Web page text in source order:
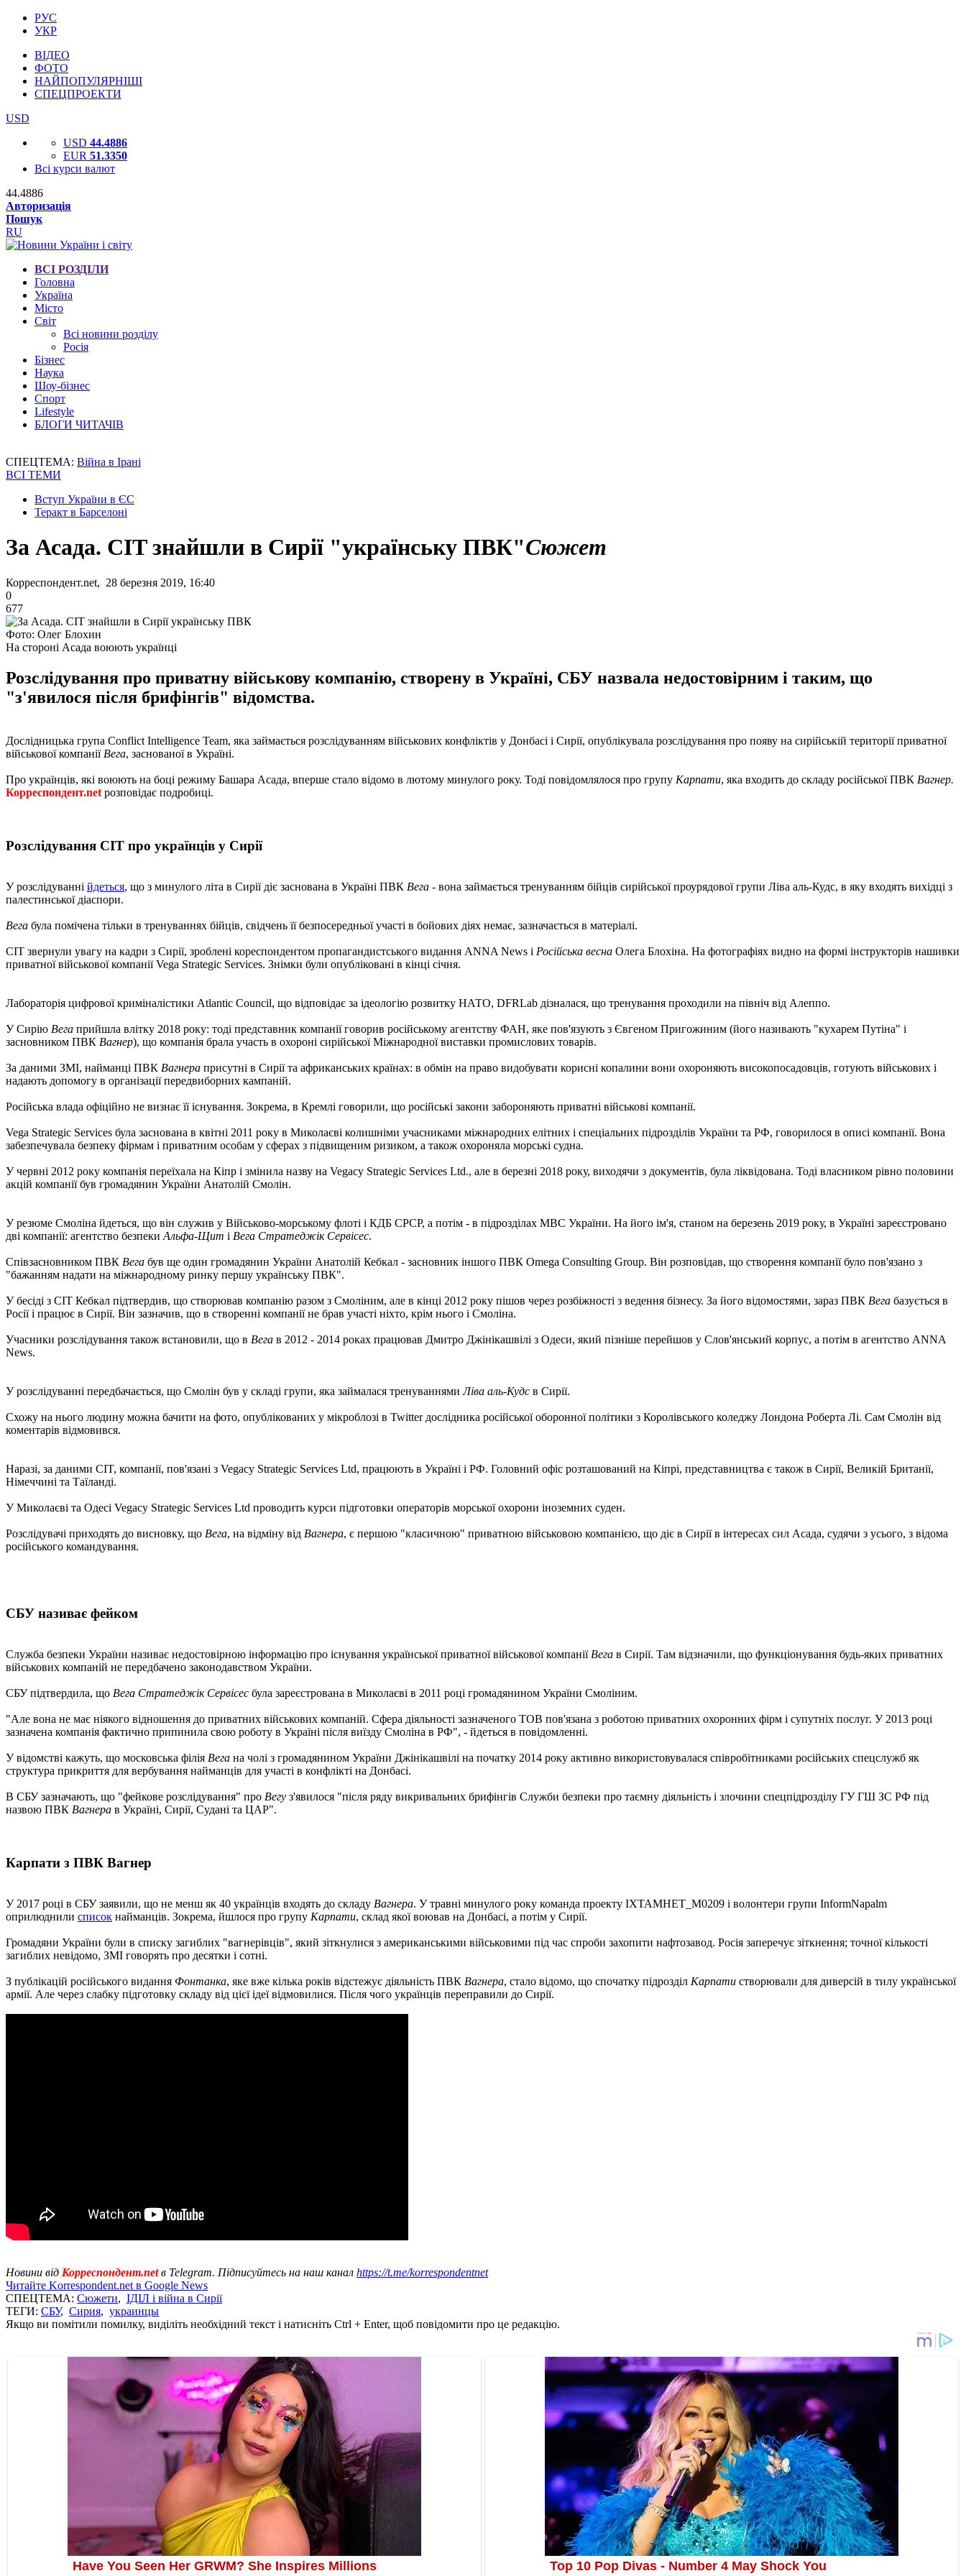
РУС
УКР
ВІДЕО
ФОТО
НАЙПОПУЛЯРНІШІ
СПЕЦПРОЕКТИ
USD
USD 44.4886
EUR 51.3350
Всі курси валют
44.4886
Авторизація
Пошук
RU
ВСІ РОЗДІЛИ
Головна
Україна
Місто
Світ
Всі новини розділу
Росія
Бізнес
Наука
Шоу-бізнес
Спорт
Lifestyle
БЛОГИ ЧИТАЧІВ
СПЕЦТЕМА: Війна в Ірані
ВСІ ТЕМИ
Вступ України в ЄС
Теракт в Барселоні
За Асада. CIT знайшли в Сирії "українську ПВК"Сюжет
Корреспондент.net, 28 березня 2019, 16:40
0
677
Фото: Олег Блохин
На стороні Асада воюють українці
Розслідування про приватну військову компанію, створену в Україні, СБУ назвала недостовірним і таким, що
"з'явилося після брифінгів" відомства.
Дослідницька група Conflict Intelligence Team, яка займається розслідуванням військових конфліктів у Донбасі і Сирії, опублікувала розслідування про появу на сирійській території приватної
військової компанії Вега, заснованої в Україні.
Про українців, які воюють на боці режиму Башара Асада, вперше стало відомо в лютому минулого року. Тоді повідомлялося про групу Карпати, яка входить до складу російської ПВК Вагнер.
Корреспондент.net розповідає подробиці.
Розслідування CIT про українців у Сирії
У розслідуванні йдеться, що з минулого літа в Сирії діє заснована в Україні ПВК Вега - вона займається тренуванням бійців сирійської проурядової групи Ліва аль-Кудс, в яку входять вихідці з
палестинської діаспори.
Вега була помічена тільки в тренуваннях бійців, свідчень її безпосередньої участі в бойових діях немає, зазначається в матеріалі.
CIT звернули увагу на кадри з Сирії, зроблені кореспондентом пропагандистського видання ANNA News і Російська весна Олега Блохіна. На фотографіях видно на формі інструкторів нашивки
приватної військової компанії Vega Strategic Services. Знімки були опубліковані в кінці січня.
Лабораторія цифрової криміналістики Atlantic Council, що відповідає за ідеологію розвитку НАТО, DFRLab дізналася, що тренування проходили на північ від Алеппо.
У Сирію Вега прийшла влітку 2018 року: тоді представник компанії говорив російському агентству ФАН, яке пов'язують з Євгеном Пригожиним (його називають "кухарем Путіна" і
засновником ПВК Вагнер), що компанія брала участь в охороні сирійської Міжнародної виставки промислових товарів.
За даними ЗМІ, найманці ПВК Вагнера присутні в Сирії та африканських країнах: в обмін на право видобувати корисні копалини вони охороняють високопосадовців, готують військових і
надають допомогу в організації передвиборних кампаній.
Російська влада офіційно не визнає її існування. Зокрема, в Кремлі говорили, що російські закони забороняють приватні військові компанії.
Vega Strategic Services була заснована в квітні 2011 року в Миколаєві колишніми учасниками міжнародних елітних і спеціальних підрозділів України та РФ, говорилося в описі компанії. Вона
забезпечувала безпеку фірмам і приватним особам у сферах з підвищеним ризиком, а також охороняла морські судна.
У червні 2012 року компанія переїхала на Кіпр і змінила назву на Vegacy Strategic Services Ltd., але в березні 2018 року, виходячи з документів, була ліквідована. Тоді власником рівно половини
акцій компанії був громадянин України Анатолій Смолін.
У резюме Смоліна йдеться, що він служив у Військово-морському флоті і КДБ СРСР, а потім - в підрозділах МВС України. На його ім'я, станом на березень 2019 року, в Україні зареєстровано
дві компанії: агентство безпеки Альфа-Щит і Вега Стратеджік Сервісес.
Співзасновником ПВК Вега був ще один громадянин України Анатолій Кебкал - засновник іншого ПВК Omega Consulting Group. Він розповідав, що створення компанії було пов'язано з
"бажанням надати на міжнародному ринку першу українську ПВК".
У бесіді з CIT Кебкал підтвердив, що створював компанію разом з Смоліним, але в кінці 2012 року пішов через розбіжності з ведення бізнесу. За його відомостями, зараз ПВК Вега базується в
Росії і працює в Сирії. Він зазначив, що в створенні компанії не брав участі ніхто, крім нього і Смоліна.
Учасники розслідування також встановили, що в Вега в 2012 - 2014 роках працював Дмитро Джінікашвілі з Одеси, який пізніше перейшов у Слов'янський корпус, а потім в агентство ANNA
News.
У розслідуванні передбачається, що Смолін був у складі групи, яка займалася тренуваннямиЛіва аль-Кудс в Сирії.
Схожу на нього людину можна бачити на фото, опублікованих у мікроблозі в Twitter дослідника російської оборонної політики з Королівського коледжу Лондона Роберта Лі. Сам Смолін від
коментарів відмовився.
Наразі, за даними CIT, компанії, пов'язані з Vegacy Strategic Services Ltd, працюють в Україні і РФ. Головний офіс розташований на Кіпрі, представництва є також в Сирії, Великій Британії,
Німеччині та Таїланді.
У Миколаєві та Одесі Vegacy Strategic Services Ltd проводить курси підготовки операторів морської охорони іноземних суден.
Розслідувачі приходять до висновку, що Вега, на відміну від Вагнера, є першою "класичною" приватною військовою компанією, що діє в Сирії в інтересах сил Асада, судячи з усього, з відома
російського командування.
СБУ називає фейком
Служба безпеки України називає недостовірною інформацію про існування української приватної військової компанії Вега в Сирії. Там відзначили, що функціонування будь-яких приватних
військових компаній не передбачено законодавством України.
СБУ підтвердила, що Вега Стратеджік Сервісес була зареєстрована в Миколаєві в 2011 році громадянином України Смоліним.
"Але вона не має ніякого відношення до приватних військових компаній. Сфера діяльності зазначеного ТОВ пов'язана з роботою приватних охоронних фірм і супутніх послуг. У 2013 році
зазначена компанія фактично припинила свою роботу в Україні після виїзду Смоліна в РФ", - йдеться в повідомленні.
У відомстві кажуть, що московська філія Вега на чолі з громадянином України Джінікашвілі на початку 2014 року активно використовувалася співробітниками російських спецслужб як
структура прикриття для вербування найманців для участі в конфлікті на Донбасі.
В СБУ зазначають, що "фейкове розслідування" про Вегу з'явилося "після ряду викривальних брифінгів Служби безпеки про таємну діяльність і злочини спецпідрозділу ГУ ГШ ЗС РФ під
назвою ПВК Вагнера в Україні, Сирії, Судані та ЦАР".
Карпати з ПВК Вагнер
У 2017 році в СБУ заявили, що не менш як 40 українців входять до складу Вагнера. У травні минулого року команда проекту ІХТАМНЕТ_М0209 і волонтери групи InformNapalm
оприлюднили список найманців. Зокрема, йшлося про групу Карпати, склад якої воював на Донбасі, а потім у Сирії.
Громадяни України були в списку загиблих "вагнерівців", який зіткнулися з американськими військовими під час спроби захопити нафтозавод. Росія заперечує зіткнення; точної кількості
загиблих невідомо, ЗМІ говорять про десятки і сотні.
З публікацій російського видання Фонтанка, яке вже кілька років відстежує діяльність ПВК Вагнера, стало відомо, що спочатку підрозділ Карпати створювали для диверсій в тилу української
армії. Але через слабку підготовку складу від цієї ідеї відмовилися. Після чого українців переправили до Сирії.
Новини від Корреспондент.netв Telegram. Підписуйтесь на наш канал https://t.me/korrespondentnet
Читайте Korrespondent.net в Google News
СПЕЦТЕМА: Сюжети, ІДІЛ і війна в Сирії
ТЕГИ: СБУ, Сирия, украинцы
Якщо ви помітили помилку, виділіть необхідний текст і натисніть Ctrl + Enter, щоб повідомити про це редакцію.